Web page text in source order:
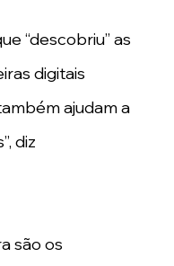
“descobriu” as
digitais
ajudam a
diz
são os